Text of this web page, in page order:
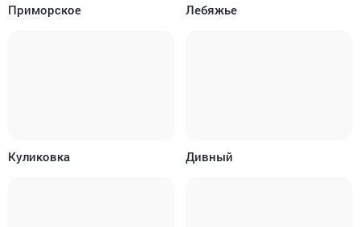
Приморское Лебяжье
Куликовка Дивный